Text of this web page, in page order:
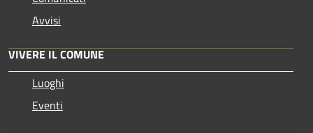
Avvisi
VIVERE IL COMUNE
Luoghi
Eventi